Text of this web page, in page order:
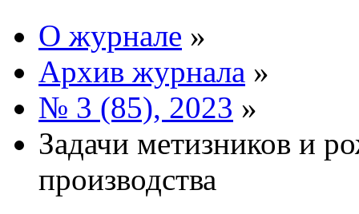
О журнале »
Архив журнала »
№ 3 (85), 2023 »
Задачи метизников и
производства